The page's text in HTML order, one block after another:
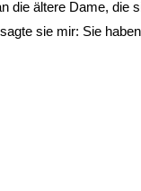
die ältere Dame, die
sie mir: Sie